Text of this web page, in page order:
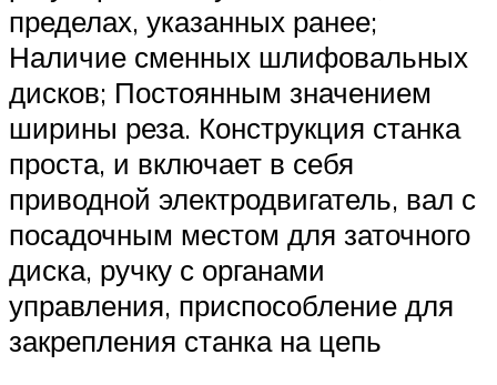
пределах, указанных ранее;
Наличие сменных шлифовальных
дисков; Постоянным значением
ширины реза. Конструкция станка
проста, и включает в себя
приводной электродвигатель, вал с
посадочным местом для заточного
диска, ручку с органами
управления, приспособление для
закрепления станка на цепь